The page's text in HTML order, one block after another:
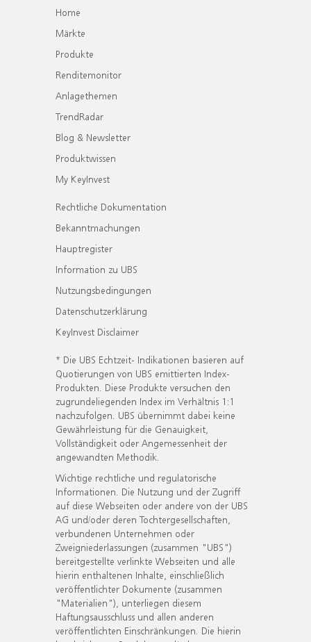
Home
Märkte
Produkte
Renditemonitor
Anlagethemen
TrendRadar
Blog & Newsletter
Produktwissen
My KeyInvest
Rechtliche Dokumentation
Bekanntmachungen
Hauptregister
Information zu UBS
Nutzungsbedingungen
Datenschutzerklärung
KeyInvest Disclaimer
* Die UBS Echtzeit- Indikationen basieren auf
Quotierungen von UBS emittierten Index-
Produkten. Diese Produkte versuchen den
zugrundeliegenden Index im Verhältnis 1:1
nachzufolgen. UBS übernimmt dabei keine
Gewährleistung für die Genauigkeit,
Vollständigkeit oder Angemessenheit der
angewandten Methodik.
Wichtige rechtliche und regulatorische
Informationen. Die Nutzung und der Zugriff
auf diese Webseiten oder andere von der UBS
AG und/oder deren Tochtergesellschaften,
verbundenen Unternehmen oder
Zweigniederlassungen (zusammen "UBS")
bereitgestellte verlinkte Webseiten und alle
hierin enthaltenen Inhalte, einschließlich
veröffentlichter Dokumente (zusammen
"Materialien"), unterliegen diesem
Haftungsausschluss und allen anderen
veröffentlichten Einschränkungen. Die hierin